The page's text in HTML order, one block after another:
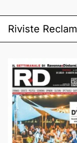
Riviste Reclam